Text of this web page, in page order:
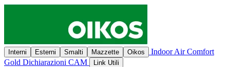
Interni Esterni Smalti Mazzette Oikos
Indoor Air Comfort
Gold Dichiarazioni CAM Link Utili